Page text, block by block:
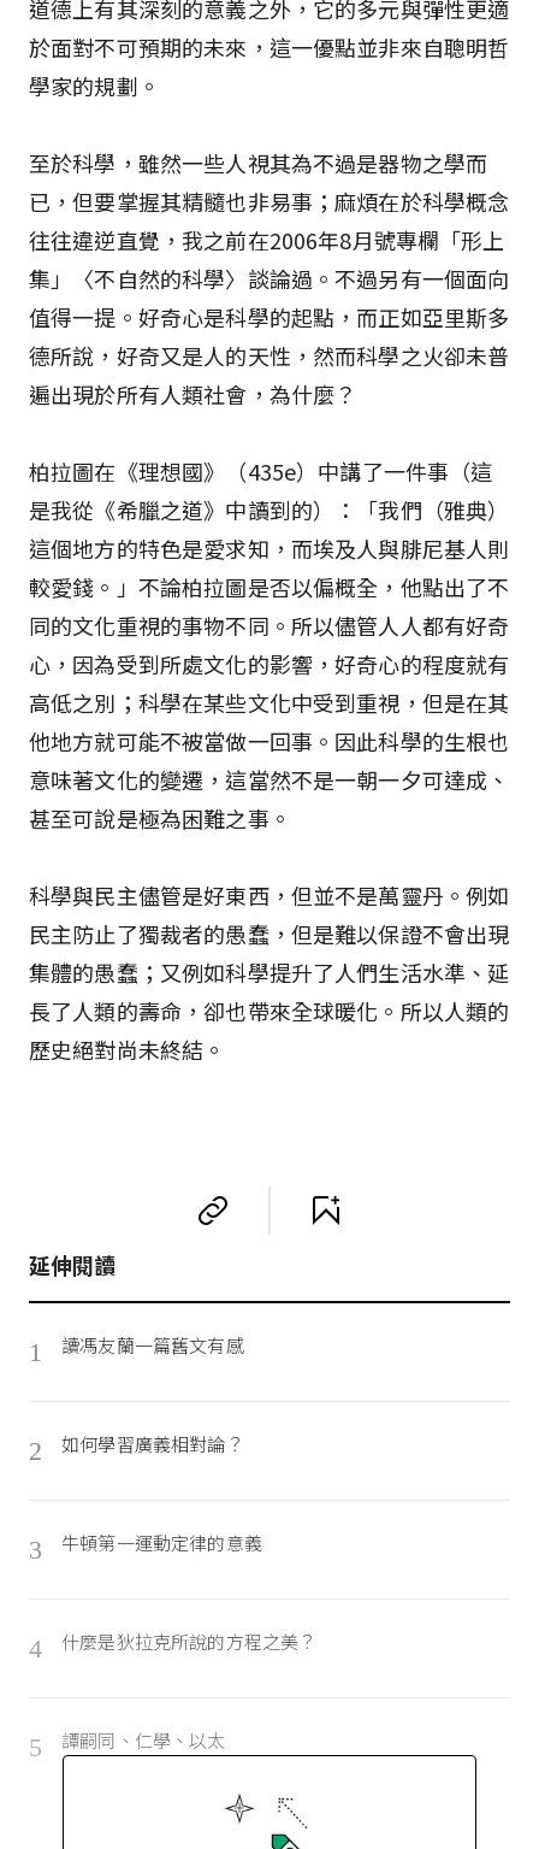
道德上有其深刻的意義之外，它的多元與彈性更適
於面對不可預期的未來，這一優點並非來自聰明哲
學家的規劃。
至於科學，雖然一些人視其為不過是器物之學而
已，但要掌握其精髓也非易事；麻煩在於科學概念
往往違逆直覺，我之前在2006年8月號專欄「形上
集」〈不自然的科學〉談論過。不過另有一個面向
值得一提。好奇心是科學的起點，而正如亞里斯多
德所說，好奇又是人的天性，然而科學之火卻未普
遍出現於所有人類社會，為什麼？
柏拉圖在《理想國》（435e）中講了一件事（這
是我從《希臘之道》中讀到的）：「我們（雅典）
這個地方的特色是愛求知，而埃及人與腓尼基人則
較愛錢。」不論柏拉圖是否以偏概全，他點出了不
同的文化重視的事物不同。所以儘管人人都有好奇
心，因為受到所處文化的影響，好奇心的程度就有
高低之別；科學在某些文化中受到重視，但是在其
他地方就可能不被當做一回事。因此科學的生根也
意味著文化的變遷，這當然不是一朝一夕可達成、
甚至可說是極為困難之事。
科學與民主儘管是好東西，但並不是萬靈丹。例如
民主防止了獨裁者的愚蠢，但是難以保證不會出現
集體的愚蠢；又例如科學提升了人們生活水準、延
長了人類的壽命，卻也帶來全球暖化。所以人類的
歷史絕對尚未終結。
延伸閱讀
1 讀馮友蘭一篇舊文有感
2 如何學習廣義相對論？
3 牛頓第一運動定律的意義
4 什麼是狄拉克所說的方程之美？
5 譚嗣同、仁學、以太